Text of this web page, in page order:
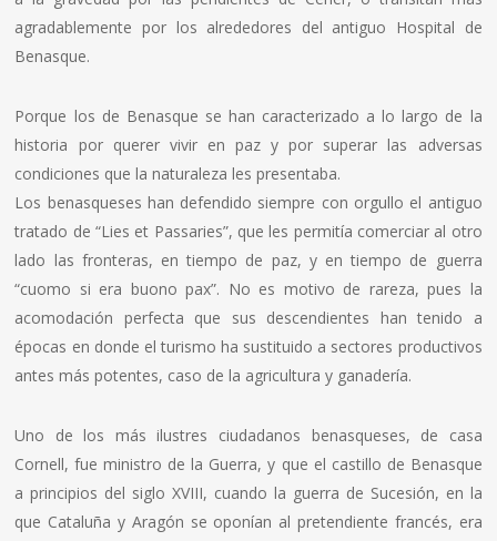
agradablemente por los alrededores del antiguo Hospital de
Benasque.
Porque los de Benasque se han caracterizado a lo largo de la
historia por querer vivir en paz y por superar las adversas
condiciones que la naturaleza les presentaba.
Los benasqueses han defendido siempre con orgullo el antiguo
tratado de “Lies et Passaries”, que les permitía comerciar al otro
lado las fronteras, en tiempo de paz, y en tiempo de guerra
“cuomo si era buono pax”. No es motivo de rareza, pues la
acomodación perfecta que sus descendientes han tenido a
épocas en donde el turismo ha sustituido a sectores productivos
antes más potentes, caso de la agricultura y ganadería.
Uno de los más ilustres ciudadanos benasqueses, de casa
Cornell, fue ministro de la Guerra, y que el castillo de Benasque
a principios del siglo XVIII, cuando la guerra de Sucesión, en la
que Cataluña y Aragón se oponían al pretendiente francés, era